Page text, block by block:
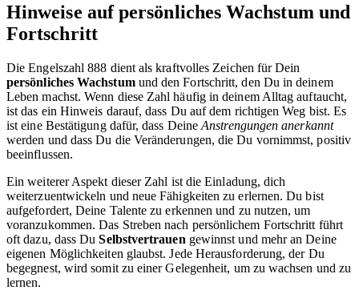
Hinweise auf persönliches Wachstum und
Fortschritt
Die Engelszahl 888 dient als kraftvolles Zeichen für Dein
persönliches Wachstumund den Fortschritt, den Du in deinem
Leben machst. Wenn diese Zahl häufig in deinem Alltag auftaucht,
ist das ein Hinweis darauf, dass Du auf dem richtigen Weg bist. Es
ist eine Bestätigung dafür, dass DeineAnstrengungen anerkannt
werden und dass Du die Veränderungen, die Du vornimmst, positiv
beeinflussen.
Ein weiterer Aspekt dieser Zahl ist die Einladung, dich
weiterzuentwickeln und neue Fähigkeiten zu erlernen. Du bist
aufgefordert, Deine Talente zu erkennen und zu nutzen, um
voranzukommen. Das Streben nach persönlichem Fort­schritt führt
oft dazu, dass DuSelbstvertrauen gewinnst und mehr an Deine
eigenen Möglichkeiten glaubst. Jede Herausforderung, der Du
begegnest, wird somit zu einer Gelegenheit, um zu wachsen und zu
lernen.